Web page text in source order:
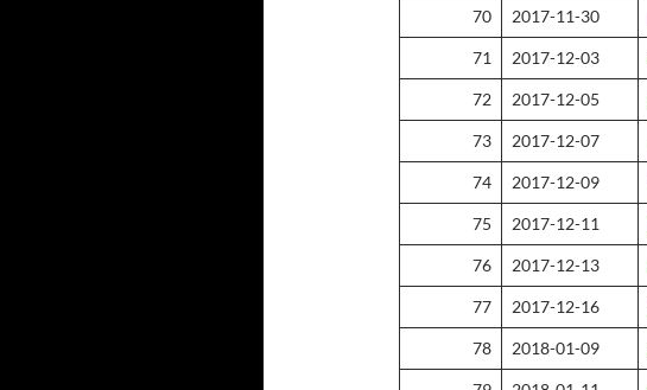
70 2017-11-30
71 2017-12-03
72 2017-12-05
73 2017-12-07
74 2017-12-09
75 2017-12-11
76 2017-12-13
77 2017-12-16
78 2018-01-09